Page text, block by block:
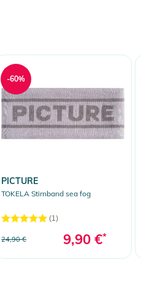
PICTURE
TOKELA Stirnband sea fog
(1)
24,90 € 9,90 €*
-60%